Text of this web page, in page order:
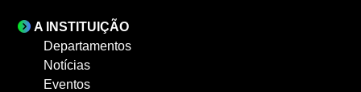
A INSTITUIÇÃO
Departamentos
Notícias
Eventos